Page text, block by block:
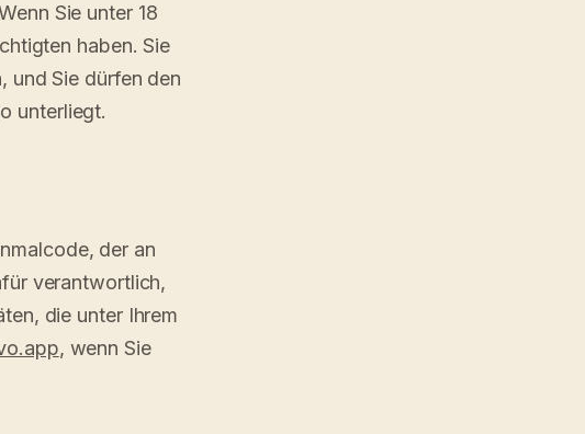
Sie unter 18
haben. Sie
und Sie dürfen den
unterliegt.
der an
verantwortlich,
die unter Ihrem
, wenn Sie